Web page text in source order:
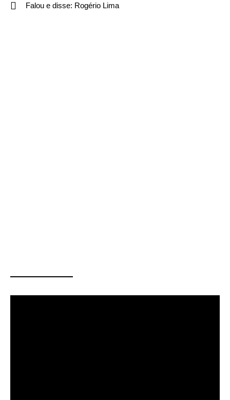
Falou e disse: Rogério Lima